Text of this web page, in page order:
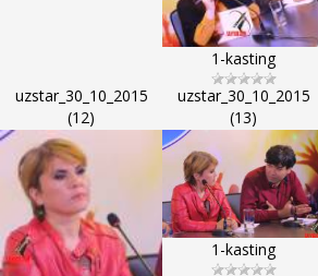
1-kasting
uzstar_30_10_2015
(12)
uzstar_30_10_2015
(13)
1-kasting